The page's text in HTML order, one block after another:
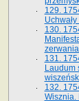
129.
130.
131.
Laudum
132.
Wisznia.